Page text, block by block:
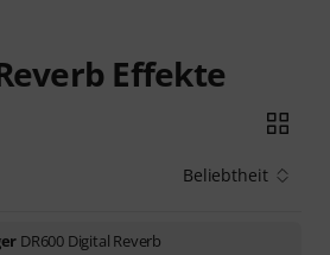
Effekte
Beliebtheit
DR600 Digital Reverb